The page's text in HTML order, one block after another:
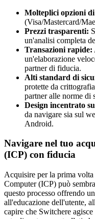
Molteplici opzioni
(Visa/Mastercard/
Prezzi trasparenti:
un'analisi completa
Transazioni rapide:
un'elaborazione
partner di fiducia.
Alti standard di
protette da
partner alle norme di
Design incentrato
da navigare sia sul
Android.
Navigare nel tuo
(ICP) con fiducia
Acquisire per la prima
Computer (ICP) può
questo processo offrendo
all'educazione dell'utente,
capire che Switchere